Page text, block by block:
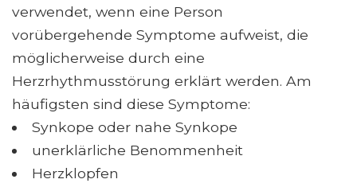
verwendet, wenn eine Person
vorübergehende Symptome aufweist, die
möglicherweise durch eine
Herzrhythmusstörung erklärt werden. Am
häufigsten sind diese Symptome:
Synkope oder nahe Synkope
unerklärliche Benommenheit
Herzklopfen